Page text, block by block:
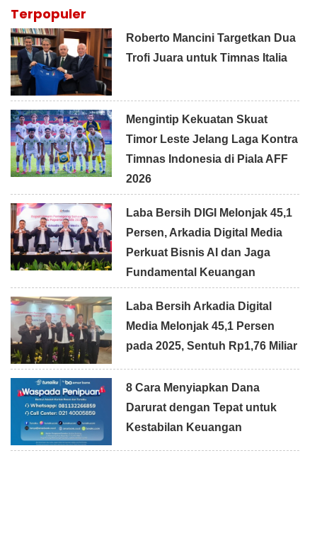
Terpopuler
Roberto Mancini Targetkan Dua
Trofi Juara untuk Timnas Italia
Mengintip Kekuatan Skuat
Timor Leste Jelang Laga Kontra
Timnas Indonesia di Piala AFF
2026
Laba Bersih DIGI Melonjak 45,1
Persen, Arkadia Digital Media
Perkuat Bisnis AI dan Jaga
Fundamental Keuangan
Laba Bersih Arkadia Digital
Media Melonjak 45,1 Persen
pada 2025, Sentuh Rp1,76 Miliar
8 Cara Menyiapkan Dana
Darurat dengan Tepat untuk
Kestabilan Keuangan